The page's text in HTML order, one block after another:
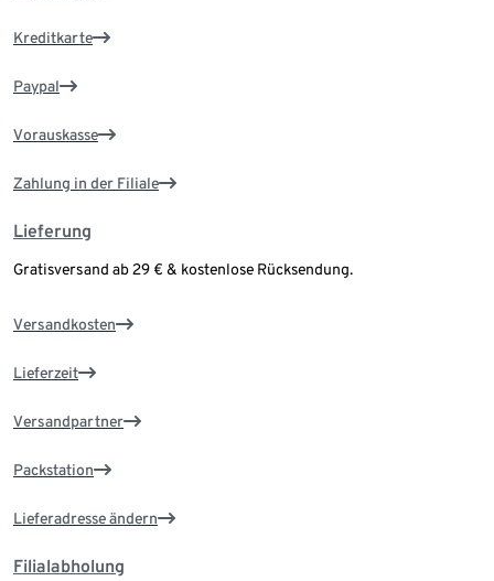
Kreditkarte
Paypal
Vorauskasse
Zahlung in der Filiale
Lieferung
Gratisversand ab 29 € & kostenlose Rücksendung.
Versandkosten
Lieferzeit
Versandpartner
Packstation
Lieferadresse ändern
Filialabholung